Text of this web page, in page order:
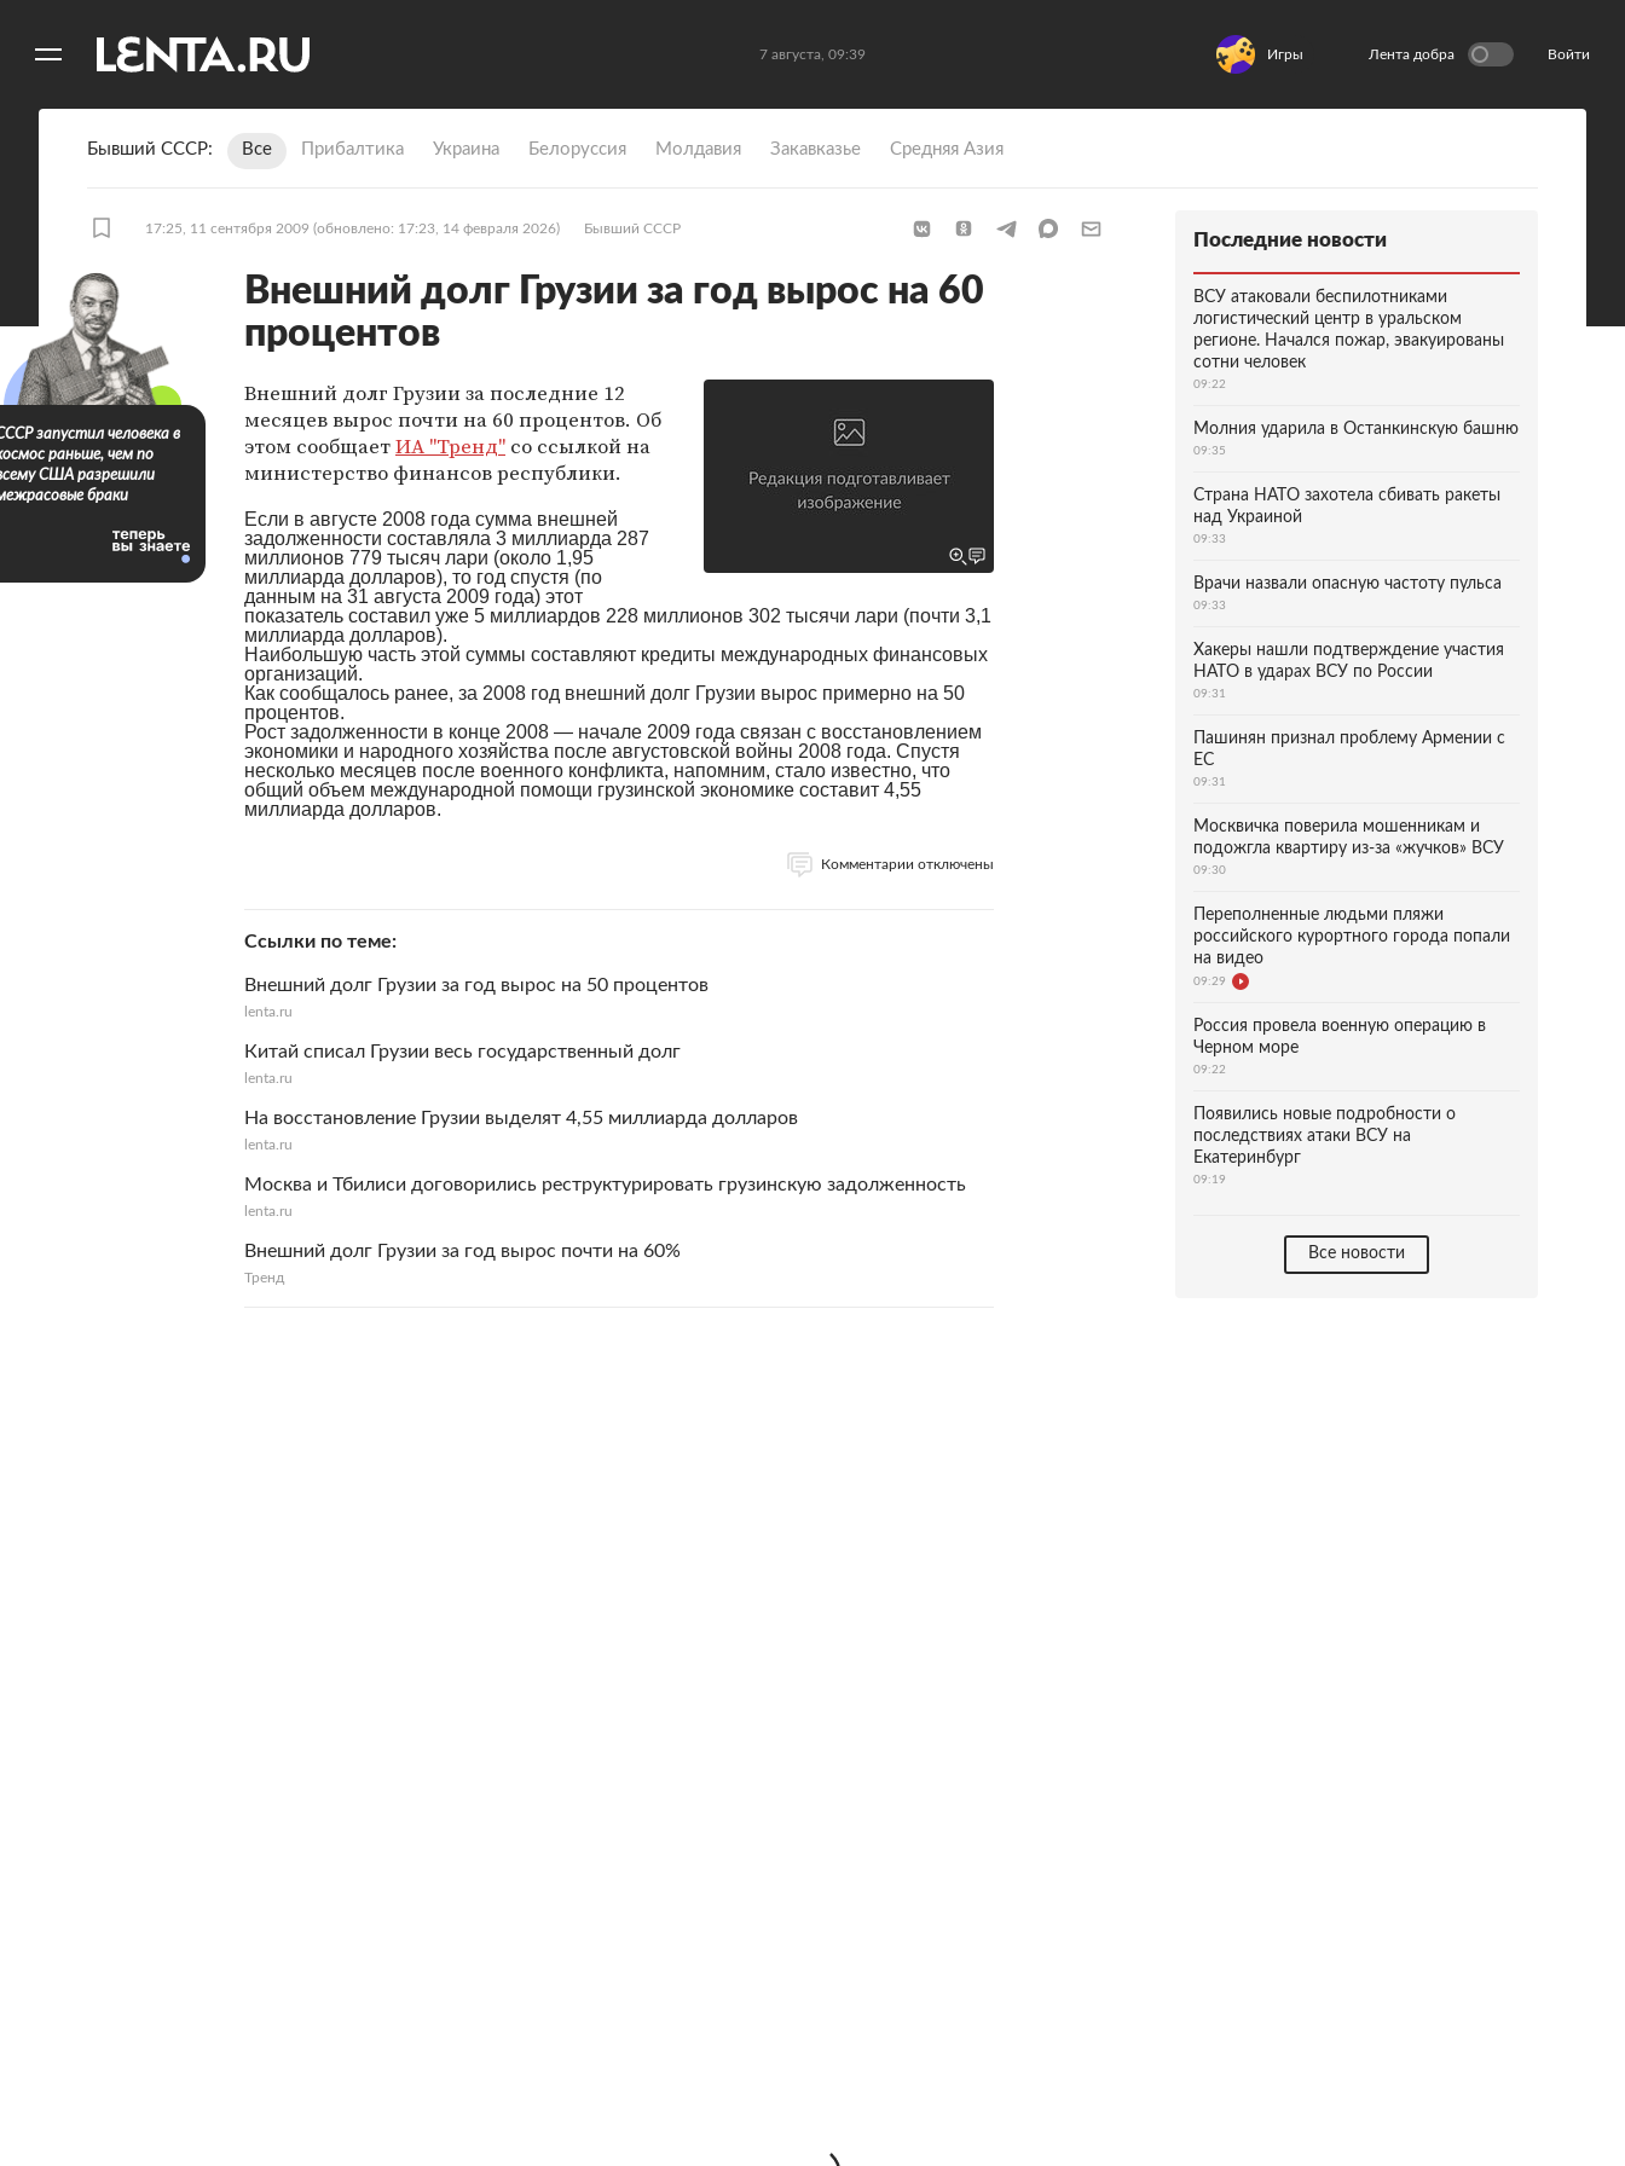
7 августа, 09:39 Игры Лента добра Войти
Бывший СССР Все Прибалтика Украина Белоруссия Молдавия Закавказье Средняя Азия
17:25, 11 сентября 2009 (обновлено: 17:23, 14 февраля 2026) Бывший СССР
Внешний долг Грузии за год вырос на 60
процентов
Внешний долг Грузии за последние 12
месяцев вырос почти на 60 процентов. Об
этом сообщаетИА "Тренд" со ссылкой на
министерство финансов республики.
Если в августе 2008 года сумма внешней
задолженности составляла 3 миллиарда 287
миллионов 779 тысяч лари (около 1,95
миллиарда долларов), то год спустя (по
данным на 31 августа 2009 года) этот
показатель составил уже 5 миллиардов 228 миллионов 302 тысячи лари (почти 3,1
миллиарда долларов).
Наибольшую часть этой суммы составляют кредиты международных финансовых
организаций.
Как сообщалось ранее, за 2008 год внешний долг Грузии вырос примерно на 50
процентов.
Рост задолженности в конце 2008 — начале 2009 года связан с восстановлением
экономики и народного хозяйства после августовской войны 2008 года. Спустя
несколько месяцев после военного конфликта, напомним, стало известно, что
общий объем международной помощи грузинской экономике составит 4,55
миллиарда долларов.
Комментарии отключены
Ссылки по теме
Внешний долг Грузии за год вырос на 50 процентов
lenta.ru
Китай списал Грузии весь государственный долг
lenta.ru
На восстановление Грузии выделят 4,55 миллиарда долларов
lenta.ru
Москва и Тбилиси договорились реструктурировать грузинскую задолженность
lenta.ru
Внешний долг Грузии за год вырос почти на 60%
Тренд
запустил человека в
раньше, чем по
США разрешили
браки
Последние новости
ВСУ атаковали беспилотниками
логистический центр в уральском
регионе. Начался пожар, эвакуированы
сотни человек
09:22
Молния ударила в Останкинскую башню
09:35
Страна НАТО захотела сбивать ракеты
над Украиной
09:33
Врачи назвали опасную частоту пульса
09:33
Хакеры нашли подтверждение участия
НАТО в ударах ВСУ по России
09:31
Пашинян признал проблему Армении с
ЕС
09:31
Москвичка поверила мошенникам и
подожгла квартиру из-за «жучков» ВСУ
09:30
Переполненные людьми пляжи
российского курортного города попали
на видео
09:29
Россия провела военную операцию в
Черном море
09:22
Появились новые подробности о
последствиях атаки ВСУ на
Екатеринбург
09:19
Все новости